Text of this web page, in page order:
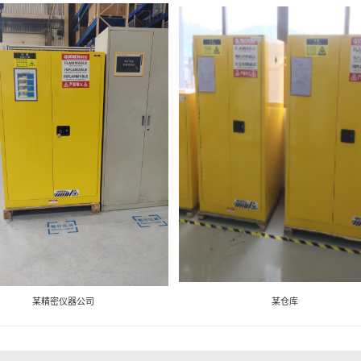
某精密仪器公司 某仓库